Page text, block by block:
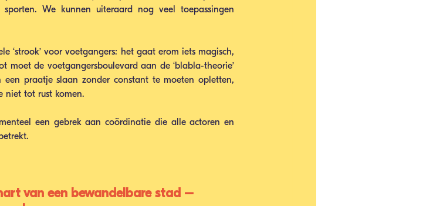
We kunnen uiteraard nog veel toepassingen
‘strook’ voor voetgangers: het gaat erom iets magisch,
moet de voetgangersboulevard aan de ‘blabla-theorie’
praatje slaan zonder constant te moeten opletten,
niet tot rust komen.
een gebrek aan coördinatie die alle actoren en
van een bewandelbare stad –